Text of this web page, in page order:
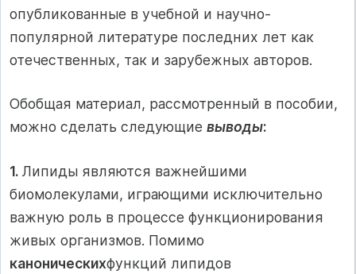
опубликованные в учебной и научно-
популярной литературе последних лет как
отечественных, так и зарубежных авторов.
Обобщая материал, рассмотренный в пособии,
можно сделать следующие выводы:
1. Липиды являются важнейшими
биомолекулами, играющими исключительно
важную роль в процессе функционирования
живых организмов. Помимо
каноническихфункций липидов